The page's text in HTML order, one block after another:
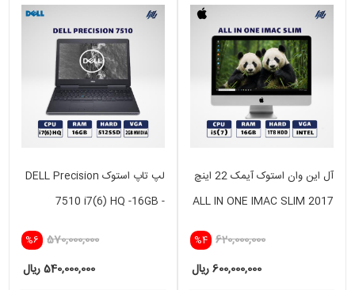
آل این وان استوک آیمک 22 اینچ
ALL IN ONE IMAC SLIM 2017
%4 620,000,000
600,000,000 ریال
لپ تاپ استوک DELL Precision
7510 i7(6) HQ -16GB -
%6 570,000,000
540,000,000 ریال